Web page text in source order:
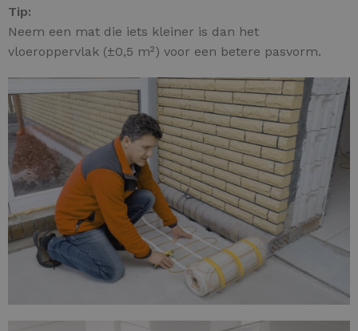
Tip:
Neem een mat die iets kleiner is dan het
vloeroppervlak (±0,5 m²) voor een betere pasvorm.